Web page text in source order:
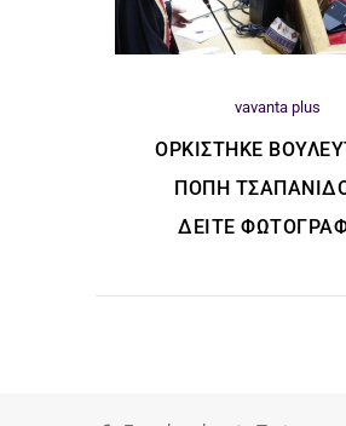
vavanta plus
ΟΡΚΊΣΤΗΚΕ
ΠΌΠΗ
ΔΕΊΤΕ